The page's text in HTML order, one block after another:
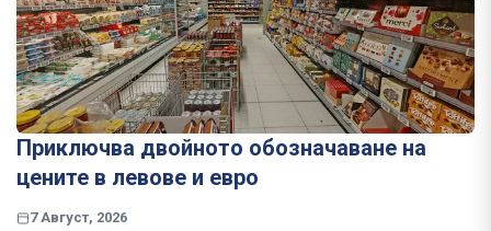
Приключва двойното обозначаване на
цените в левове и евро
7 Август, 2026